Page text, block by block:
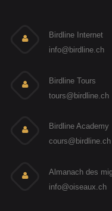
Birdline Internet
info@birdline.ch
Birdline Tours
tours@birdline.ch
Birdline Academy
cours@birdline.ch
Almanach des
info@oiseaux.ch